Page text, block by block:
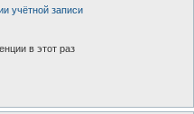
учётной записи
в этот раз